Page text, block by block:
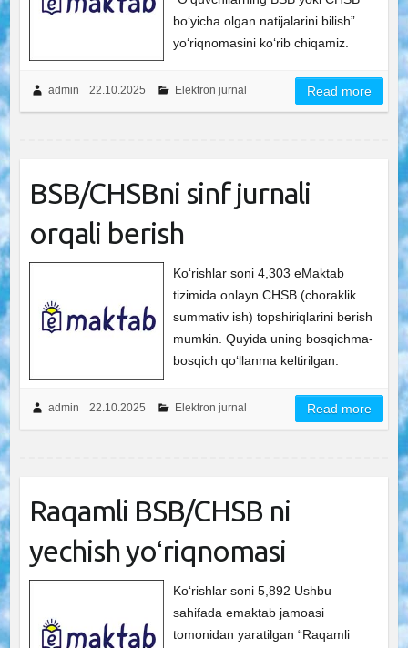
boʻyicha olgan natijalarini bilish”
yoʻriqnomasini koʻrib chiqamiz.
admin 22.10.2025 Elektron jurnal Read more
BSB/CHSBni sinf jurnali
orqali berish
Ko‘rishlar soni 4,303 eMaktab
tizimida onlayn CHSB (choraklik
summativ ish) topshiriqlarini berish
mumkin. Quyida uning bosqichma-
bosqich qo‘llanma keltirilgan.
admin 22.10.2025 Elektron jurnal Read more
Raqamli BSB/CHSB ni
yechish yoʻriqnomasi
Ko‘rishlar soni 5,892 Ushbu
sahifada emaktab jamoasi
tomonidan yaratilgan “Raqamli